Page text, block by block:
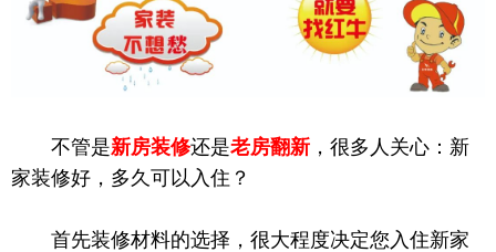
不管是新房装修还是老房翻新 ，很多人关心：新
家装修好，多久可以入住？
首先装修材料的选择，很大程度决定您入住新家